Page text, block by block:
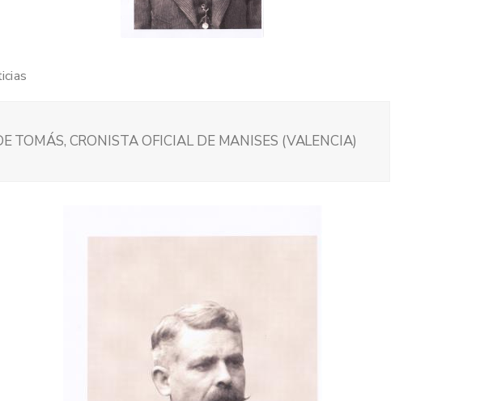
TOMÁS, CRONISTA OFICIAL DE MANISES (VALENCIA)